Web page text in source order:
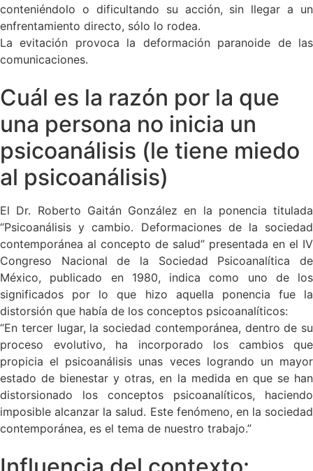
conteniéndolo o dificultando su acción, sin llegar a un
enfrentamiento directo, sólo lo rodea.
La evitación provoca la deformación paranoide de las
comunicaciones.
Cuál es la razón por la que
una persona no inicia un
psicoanálisis (le tiene miedo
al psicoanálisis)
El Dr. Roberto Gaitán González en la ponencia titulada
“Psicoanálisis y cambio. Deformaciones de la sociedad
contemporánea al concepto de salud” presentada en el IV
Congreso Nacional de la Sociedad Psicoanalítica de
México, publicado en 1980, indica como uno de los
significados por lo que hizo aquella ponencia fue la
distorsión que había de los conceptos psicoanalíticos:
“En tercer lugar, la sociedad contemporánea, dentro de su
proceso evolutivo, ha incorporado los cambios que
propicia el psicoanálisis unas veces logrando un mayor
estado de bienestar y otras, en la medida en que se han
distorsionado los conceptos psicoanalíticos, haciendo
imposible alcanzar la salud. Este fenómeno, en la sociedad
contemporánea, es el tema de nuestro trabajo.”